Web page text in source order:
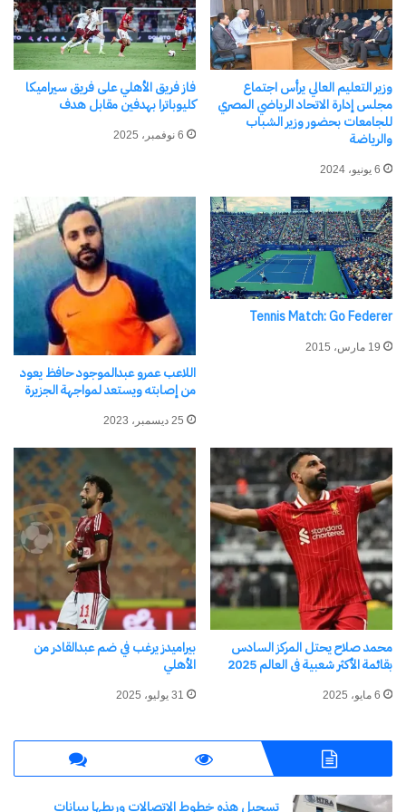
الثقبة السعودي يفوز على
الجزيرة تحت قيادة عبدالله
الزيات
1 نوفمبر، 2023
في "رياضة Sports"
اكتشاف المزيد من
اشترك للحصول على أحدث التدوينات المرسلة إلى بريدك
الإلكتروني.
كتابة بريدك الإلكتروني...
اشتراك
نسخ الرابط
وزير التعليم العالي يرأس اجتماع
مجلس إدارة الاتحاد الرياضي المصري
للجامعات بحضور وزير الشباب
والرياضة
6 يونيو، 2024
فاز فريق الأهلي على فريق سيراميكا
كليوباترا بهدفين مقابل هدف
6 نوفمبر، 2025
Tennis Match: Go Federer
19 مارس، 2015
اللاعب عمرو عبدالموجود حافظ يعود
من إصابته ويستعد لمواجهة الجزيرة
25 ديسمبر، 2023
محمد صلاح يحتل المركز السادس
بقائمة الأكثر شعبية فى العالم 2025
6 مايو، 2025
بيراميدز يرغب في ضم عبدالقادر من
الأهلي
31 يوليو، 2025
تسجيل هذه خطوط الاتصالات وربطها ببيانات